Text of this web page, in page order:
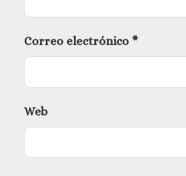
Correo electrónico *
Web